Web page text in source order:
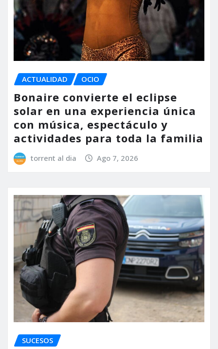
ACTUALIDAD OCIO
Bonaire convierte el eclipse
solar en una experiencia única
con música, espectáculo y
actividades para toda la familia
torrent al dia Ago 7, 2026
SUCESOS